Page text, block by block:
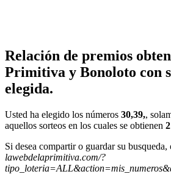
Relación de premios
Primitiva y Bonoloto con
elegida.
Usted ha elegido los números 30,39,,
aquellos sorteos en los cuales se obtienen 2
Si desea compartir o guardar su
lawebdelaprimitiva.com/?